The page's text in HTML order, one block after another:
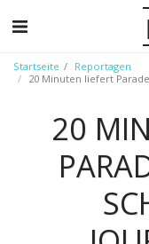
Startseite
Reportagen
20 Minuten liefert
20